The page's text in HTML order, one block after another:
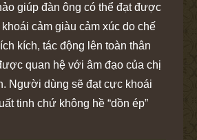
giúp đàn ông có thể đạt được
cảm giàu cảm xúc do chế
kích, tác động lên toàn thân
quan hệ với âm đạo của chị
Người dùng sẽ đạt cực khoái
tinh chứ không hề “dồn ép”